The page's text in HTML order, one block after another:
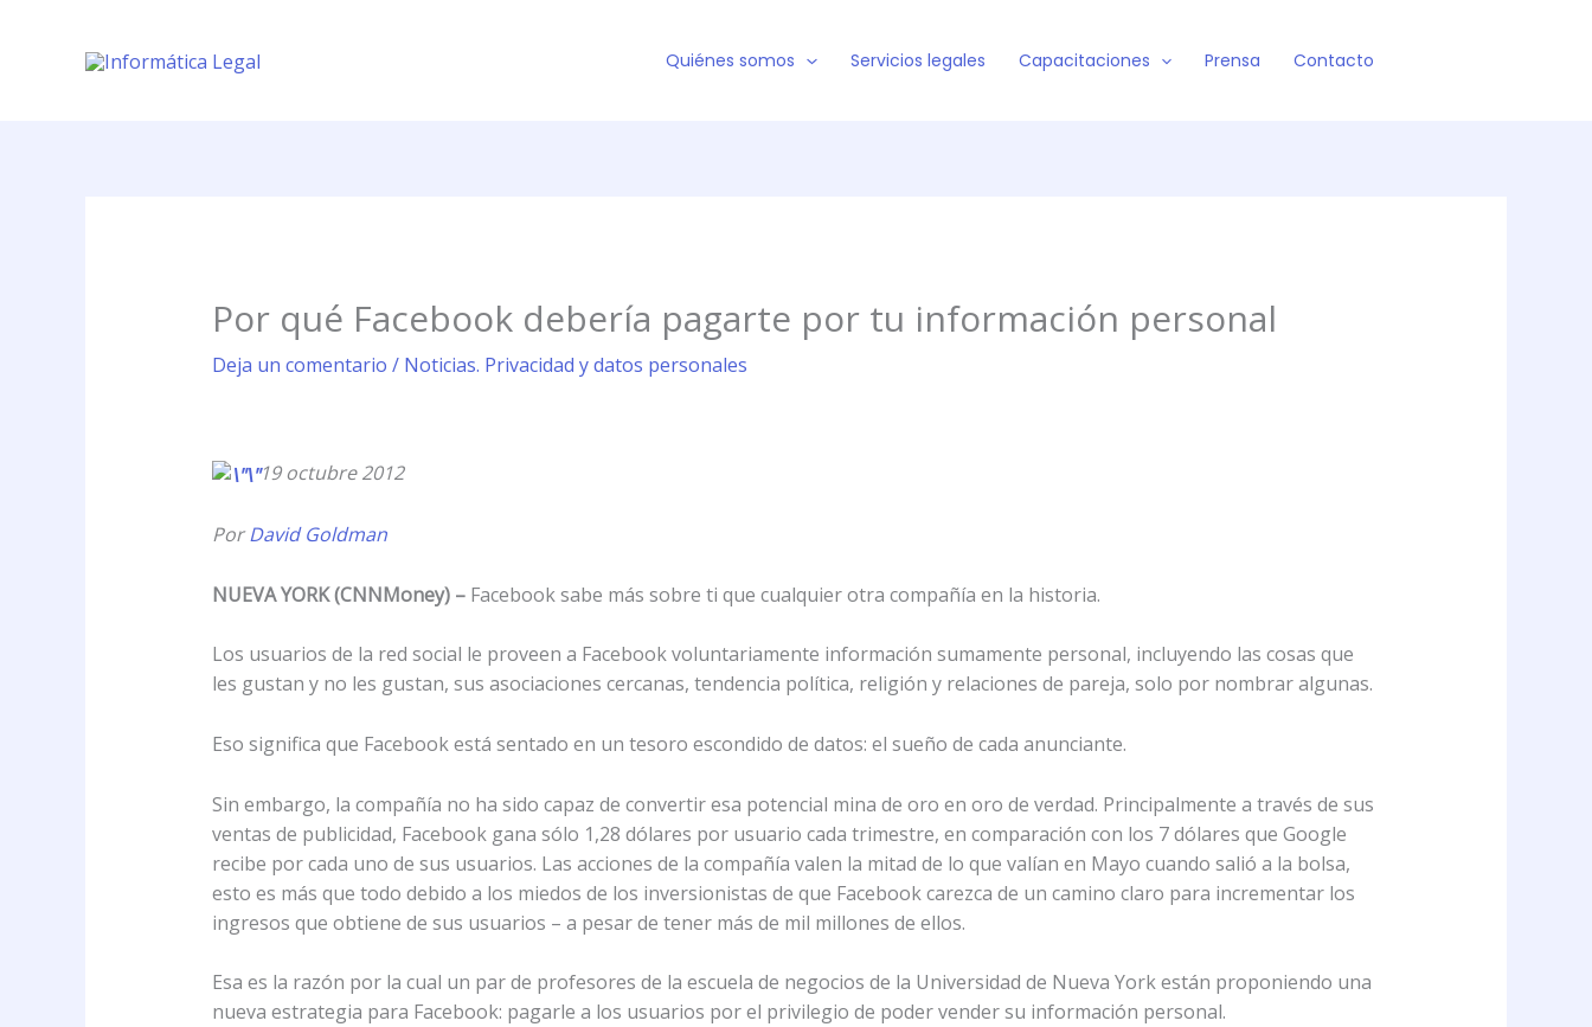
contenido
Quiénes somos Servicios legales Capacitaciones Prensa Contacto
Por qué Facebook debería pagarte por tu información personal
Deja un comentario / Noticias. Privacidad y datos personales
19 octubre 2012
PorDavid Goldman
NUEVA YORK (CNNMoney) –Facebook sabe más sobre ti que cualquier otra compañía en la historia.
Los usuarios de la red social le proveen a Facebook voluntariamente información sumamente personal, incluyendo las cosas que
les gustan y no les gustan, sus asociaciones cercanas, tendencia política, religión y relaciones de pareja, solo por nombrar algunas.
Eso significa que Facebook está sentado en un tesoro escondido de datos: el sueño de cada anunciante.
Sin embargo, la compañía no ha sido capaz de convertir esa potencial mina de oro en oro de verdad. Principalmente a través de sus
ventas de publicidad, Facebook gana sólo 1,28 dólares por usuario cada trimestre, en comparación con los 7 dólares que Google
recibe por cada uno de sus usuarios. Las acciones de la compañía valen la mitad de lo que valían en Mayo cuando salió a la bolsa,
esto es más que todo debido a los miedos de los inversionistas de que Facebook carezca de un camino claro para incrementar los
ingresos que obtiene de sus usuarios – a pesar de tener más de mil millones de ellos.
Esa es la razón por la cual un par de profesores de la escuela de negocios de la Universidad de Nueva York están proponiendo una
nueva estrategia para Facebook: pagarle a los usuarios por el privilegio de poder vender su información personal.